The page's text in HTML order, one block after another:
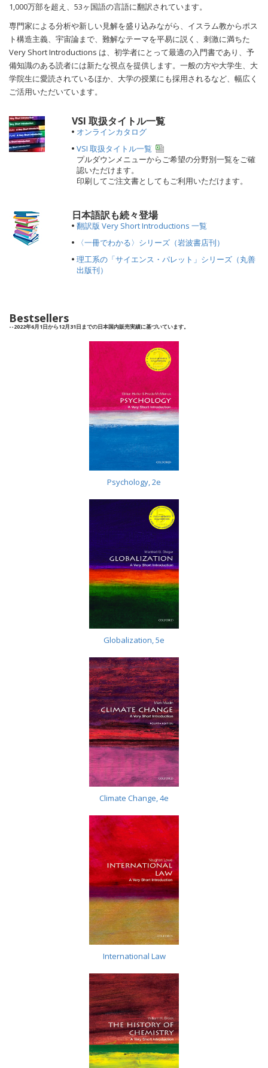
1,000万部を超え、53ヶ国語の言語に翻訳されています。
専門家による分析や新しい見解を盛り込みながら、イスラム教からポス
ト構造主義、宇宙論まで、難解なテーマを平易に説く、刺激に満ちた
Very Short Introductions は、初学者にとって最適の入門書であり、予
備知識のある読者には新たな視点を提供します。一般の方や大学生、大
学院生に愛読されているほか、大学の授業にも採用されるなど、幅広く
ご活用いただいています。
VSI 取扱タイトル一覧
オンラインカタログ
VSI 取扱タイトル一覧
プルダウンメニューからご希望の分野別一覧をご確
認いただけます。
印刷してご注文書としてもご利用いただけます。
日本語訳も続々登場
翻訳版 Very Short Introductions 一覧
〈一冊でわかる〉シリーズ（岩波書店刊）
理工系の「サイエンス・パレット」シリーズ（丸善
出版刊）
Bestsellers
--2022年6月1日から12月31日までの日本国内販売実績に基づいています。
Psychology, 2e
Globalization, 5e
Climate Change, 4e
International Law